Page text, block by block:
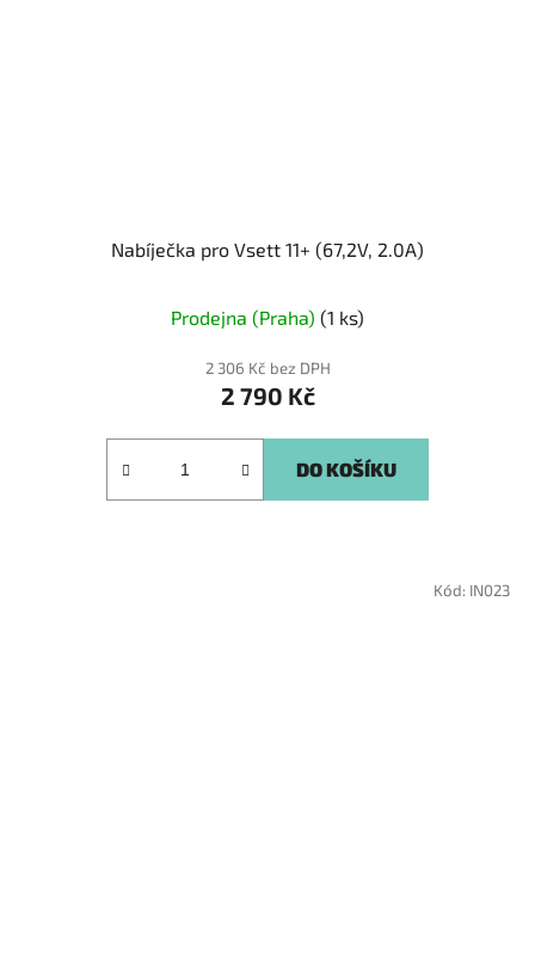
Nabíječka pro Vsett 11+ (67,2V, 2.0A)
Prodejna (Praha) (1 ks)
2 306 Kč bez DPH
2 790 Kč
DO KOŠÍKU
Kód: IN023